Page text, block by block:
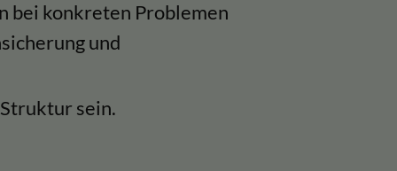
bei konkreten Problemen
und
sein.